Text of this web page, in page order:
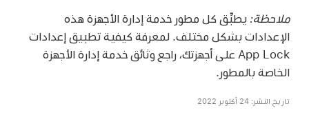
ملاحظة: يطبِّق كل مطور خدمة إدارة الأجهزة هذه
الإعدادات بشكل مختلف. لمعرفة كيفية تطبيق إعدادات
App Lock على أجهزتك، راجع وثائق خدمة إدارة الأجهزة
الخاصة بالمطور.
تاريخ النشر: 24 أكتوبر 2022